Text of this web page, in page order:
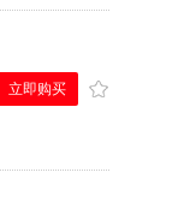
立即购买